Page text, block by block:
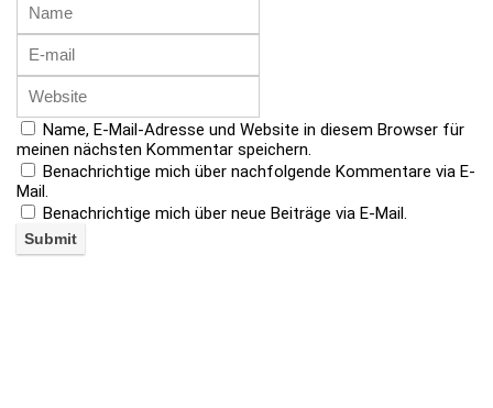
Name, E-Mail-Adresse und Website in diesem Browser für
meinen nächsten Kommentar speichern.
Benachrichtige mich über nachfolgende Kommentare via E-
Mail.
Benachrichtige mich über neue Beiträge via E-Mail.